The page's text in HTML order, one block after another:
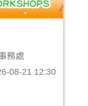
務處
08-21 12:30